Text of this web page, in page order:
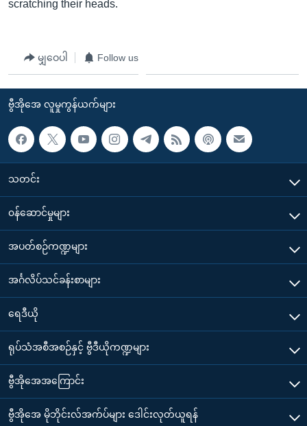
scratching their heads.
မျှဝေပါ Follow us
ဗွီအိုအေ လူမှုကွန်ယက်များ
သတင်း
၀န်ဆောင်မှုများ
အပတ်စဉ်ကဏ္ဍများ
အင်္ဂလိပ်သင်ခန်းစာများ
ရေဒီယို
ရုပ်သံအစီအစဉ်နှင့် ဗွီဒီယိုကဏ္ဍများ
ဗွီအိုအေအကြောင်း
ဗွီအိုအေ မိုဘိုင်းလ်အက်ပ်များ ဒေါင်းလုတ်ယူရန်